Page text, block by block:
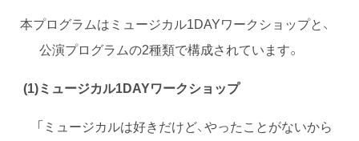
本プログラムはミュージカル1DAYワークショップと、
公演プログラムの2種類で構成されています。
(1)ミュージカル1DAYワークショップ
「ミュージカルは好きだけど、やったことがないから